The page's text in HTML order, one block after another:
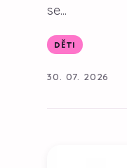
se...
DĚTI
30. 07. 2026